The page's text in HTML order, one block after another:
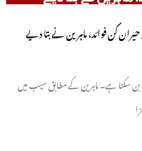
کن فوائد، ماہرین نے بتا دیے
بن سکتا ہے۔ ماہرین کے مطابق سیب میں